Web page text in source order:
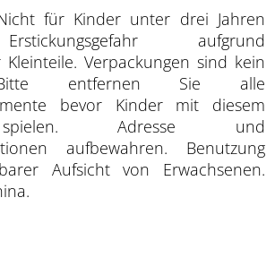
für Kinder unter drei Jahren
aufgrund
Kleinteile. Verpackungen sind kein
Bitte entfernen Sie alle
bevor Kinder mit diesem
Adresse und
aufbewahren. Benutzung
Aufsicht von Erwachsenen.